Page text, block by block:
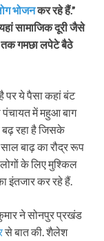
भोजनकर रहे हैं.”
सामाजिक दूरी जैसे
तक गमछा लपेटे बैठे
पर ये पैसा कहां बंट
में महुआ बाग
बढ़ रहा है जिसके
बाढ़ का रौद्र रूप
के लिए मुश्किल
इंतजार कर रहे हैं.
ने सोनपुर प्रखंड
से बात की. शैलेश